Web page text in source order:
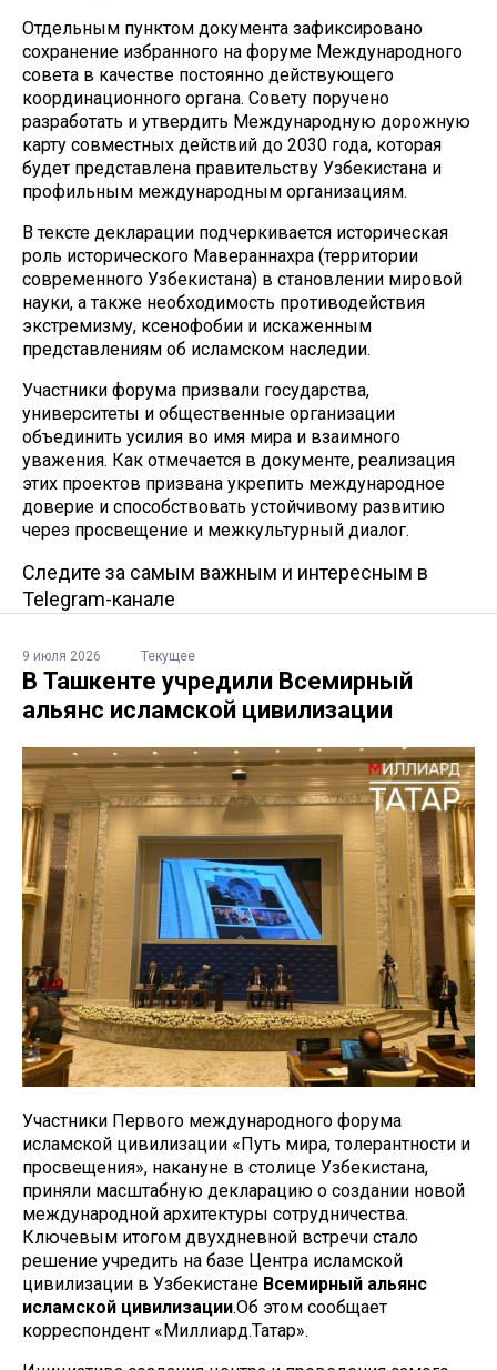
Отдельным пунктом документа зафиксировано
сохранение избранного на форуме Международного
совета в качестве постоянно действующего
координационного органа. Совету поручено
разработать и утвердить Международную дорожную
карту совместных действий до 2030 года, которая
будет представлена правительству Узбекистана и
профильным международным организациям.
В тексте декларации подчеркивается историческая
роль исторического Мавераннахра (территории
современного Узбекистана) в становлении мировой
науки, а также необходимость противодействия
экстремизму, ксенофобии и искаженным
представлениям об исламском наследии.
Участники форума призвали государства,
университеты и общественные организации
объединить усилия во имя мира и взаимного
уважения. Как отмечается в документе, реализация
этих проектов призвана укрепить международное
доверие и способствовать устойчивому развитию
через просвещение и межкультурный диалог.
Следите за самым важным и интересным в
Telegram-канале
9 июля 2026 Текущее
В Ташкенте учредили Всемирный
альянс исламской цивилизации
Участники Первого международного форума
исламской цивилизации «Путь мира, толерантности и
просвещения», накануне в столице Узбекистана,
приняли масштабную декларацию о создании новой
международной архитектуры сотрудничества.
Ключевым итогом двухдневной встречи стало
решение учредить на базе Центра исламской
цивилизации в Узбекистане Всемирный альянс
исламской цивилизации.Об этом сообщает
корреспондент «Миллиард.Татар».